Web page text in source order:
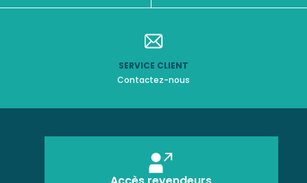
SERVICE CLIENT
Contactez-nous